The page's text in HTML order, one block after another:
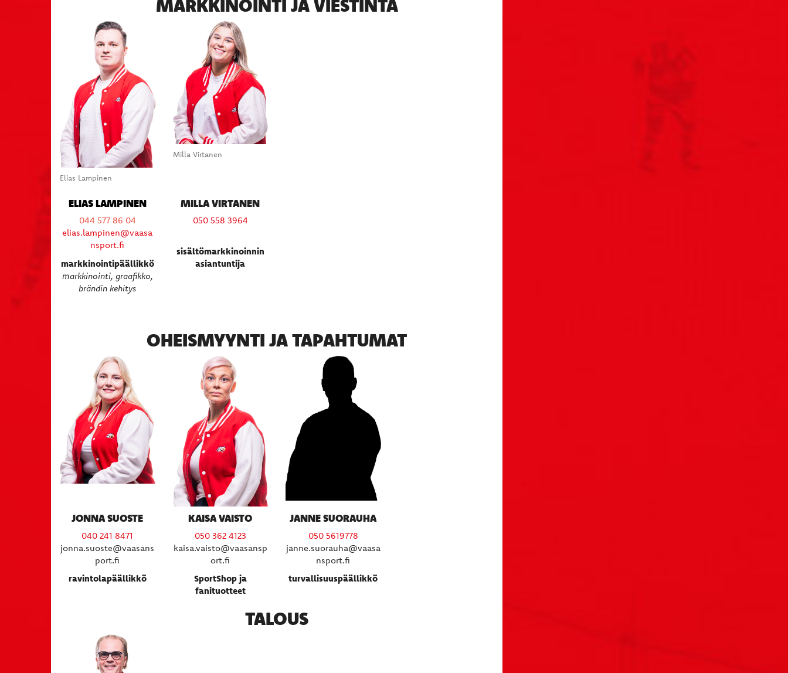
MARKKINOINTI JA VIESTINTÄ
Elias Lampinen
Milla Virtanen
ELIAS LAMPINEN
044 577 86 04
elias.lampinen@vaasa
nsport.fi
markkinointipäällikkö
markkinointi, graafikko,
brändin kehitys
MILLA VIRTANEN
050 558 3964
sisältömarkkinoinnin
asiantuntija
OHEISMYYNTI JA TAPAHTUMAT
JONNA SUOSTE
040 241 8471
jonna.suoste@vaasans
port.fi
ravintolapäällikkö
KAISA VAISTO
050 362 4123
kaisa.vaisto@vaasansp
ort.fi
SportShop ja
fanituotteet
JANNE SUORAUHA
050 5619778
janne.suorauha@vaasa
nsport.fi
turvallisuuspäällikkö
TALOUS